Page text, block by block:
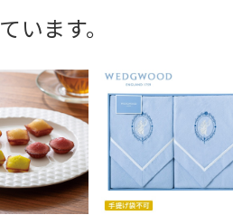
います。